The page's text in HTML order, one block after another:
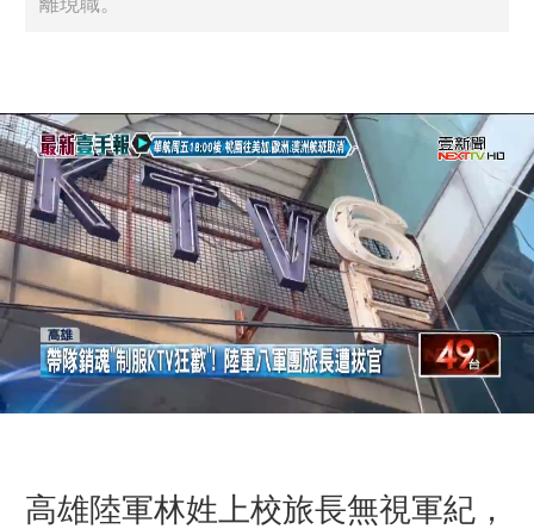
高雄陸軍林姓上校旅長無視軍紀，